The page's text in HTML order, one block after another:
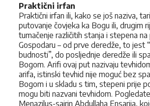
Praktični irfan
Praktični irfan ili, kako se još naziva,
putovanje čovjeka ka Bogu ili, drugim
tumačenje različitih stanja i stepena na
Gospodaru – od prve deredže, to jest
budnosti”, do posljednje deredže ili
Bogom. Arifi ovaj put nazivaju
arifa, istinski tevhid nije moguć bez
Bogom i u skladu s tim, stepeni prije
mogu biti nazvani tevhidom.
Menazilus-sairin Abdullaha Ensarija,